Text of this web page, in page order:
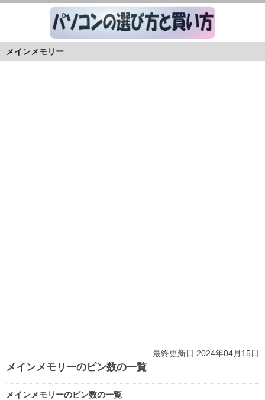
メインメモリー
最終更新日 2024年04月15日
メインメモリーのピン数の一覧
メインメモリーのピン数の一覧